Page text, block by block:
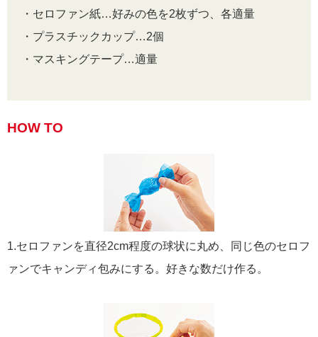
・セロファン紙…好みの色を2枚ずつ、各適量
・プラスチックカップ…2個
・マスキングテープ…適量
HOW TO
1.セロファンを直径2cm程度の球状に丸め、同じ色のセロフ
ァンでキャンディ包みにする。好きな数だけ作る。